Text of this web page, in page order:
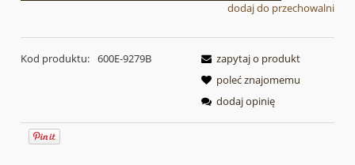
dodaj do przechowalni
Kod produktu: 600E-9279B
zapytaj o produkt
poleć znajomemu
dodaj opinię